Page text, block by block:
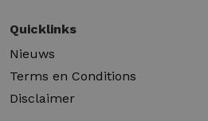
Quicklinks
Nieuws
Terms en Conditions
Disclaimer